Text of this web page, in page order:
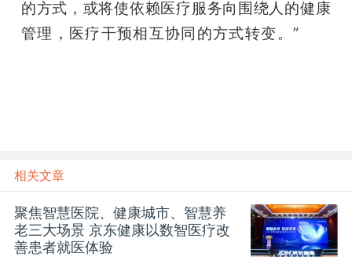
的方式，或将使依赖医疗服务向围绕人的健康
管理，医疗干预相互协同的方式转变。”
相关文章
聚焦智慧医院、健康城市、智慧养
老三大场景 京东健康以数智医疗改
善患者就医体验